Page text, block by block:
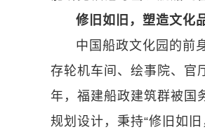
修旧如旧，塑造文化
中国船政文化园的前
存轮机车间、绘事院、官
年，福建船政建筑群被国
规划设计，秉持“修旧如